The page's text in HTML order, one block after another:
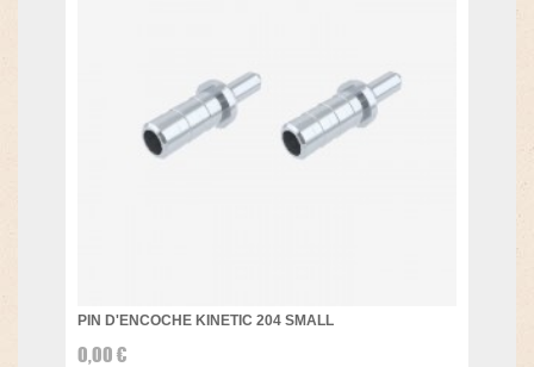
PIN D'ENCOCHE KINETIC 204 SMALL
0,00 €